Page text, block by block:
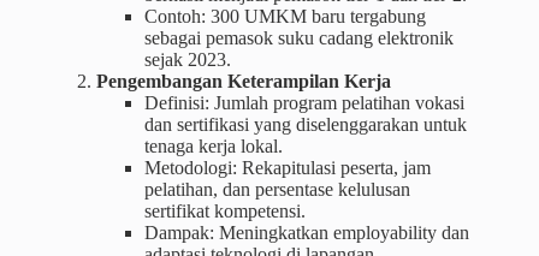
Contoh: 300 UMKM baru tergabung
sebagai pemasok suku cadang elektronik
sejak 2023.
Pengembangan Keterampilan Kerja
Definisi: Jumlah program pelatihan vokasi
dan sertifikasi yang diselenggarakan untuk
tenaga kerja lokal.
Metodologi: Rekapitulasi peserta, jam
pelatihan, dan persentase kelulusan
sertifikat kompetensi.
Dampak: Meningkatkan employability dan